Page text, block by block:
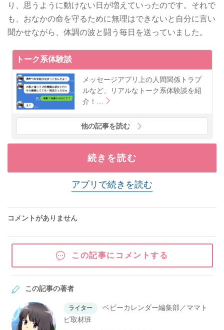
り、思うように動けない日が増えていったのです。それで
も、おなかの命を守るために無理はできないと自分に言い
聞かせながら、体調の波と闘う毎日を送っていました。
トーク系体験談
メッセージアプリ上の人間関係トラブ
ルなど、リアルなトーク系体験談を紹
介！…
他の記事を読む
続きを読む
アプリで続きを読む
コメントがありません
この記事にコメントする
この記事の著者
ライター
ベビーカレンダー編集部／ママト
ピ取材班